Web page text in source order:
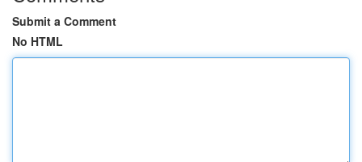
Submit a Comment
No HTML